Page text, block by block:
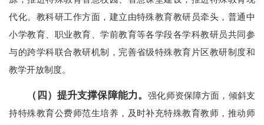
代化。教科研工作方面，建立由特殊教育教研员牵头，普通中
小学教育、职业教育、学前教育等各学段各学科教研员共同参
与的跨学科联合教研机制，完善省级特殊教育片区教研制度和
教学开放制度。
（四）提升支撑保障能力。强化师资保障方面，倾斜支
持特殊教育公费师范生培养，及时补充特殊教育教师，推动师